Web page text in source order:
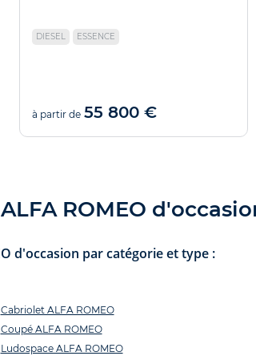
DIESEL ESSENCE
à partir de 55 800 €
ROMEO
d'occasion par catégorie et type :
Cabriolet ALFA ROMEO
Coupé ALFA ROMEO
Ludospace ALFA ROMEO